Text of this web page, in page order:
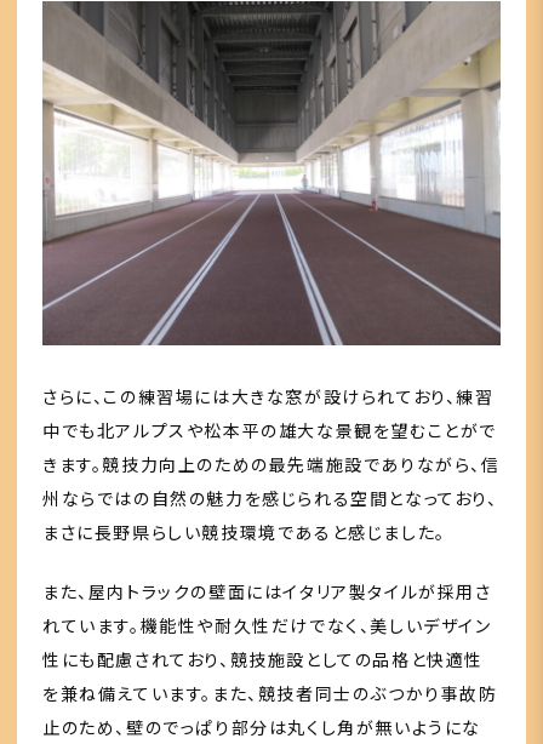
さらに、この練習場には大きな窓が設けられており、練習
中でも北アルプスや松本平の雄大な景観を望むことがで
きます。競技力向上のための最先端施設でありながら、信
州ならではの自然の魅力を感じられる空間となっており、
まさに長野県らしい競技環境であると感じました。
また、屋内トラックの壁面にはイタリア製タイルが採用さ
れています。機能性や耐久性だけでなく、美しいデザイン
性にも配慮されており、競技施設としての品格と快適性
を兼ね備えています。また、競技者同士のぶつかり事故防
止のため、壁のでっぱり部分は丸くし角が無いようにな